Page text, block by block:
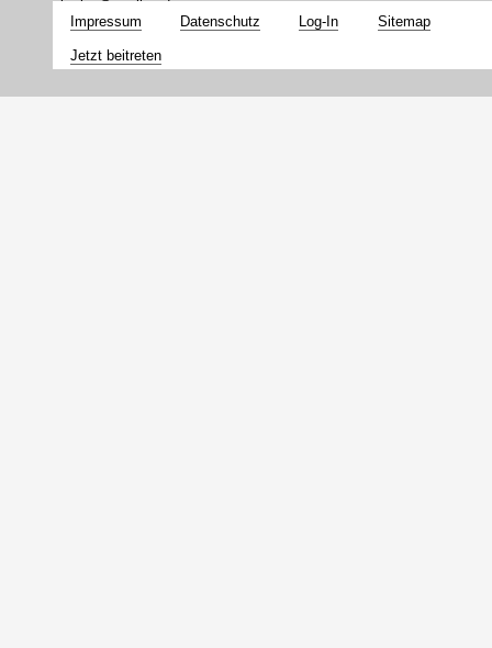
nbs-bw@t-online.de
Impressum
Datenschutz Log-In Sitemap
Jetzt beitreten